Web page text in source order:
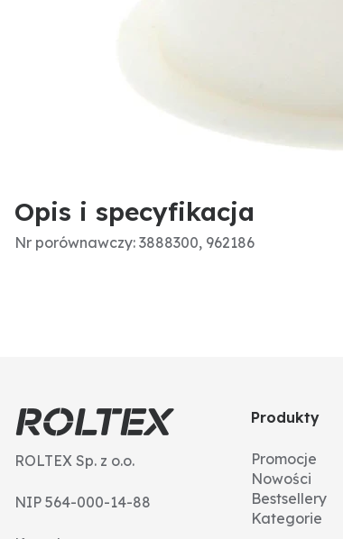
Opis i specyfikacja
Nr porównawczy: 3888300, 962186
ROLTEX Sp. z o.o.
NIP 564-000-14-88
Produkty
Promocje
Nowości
Bestsellery
Kategorie